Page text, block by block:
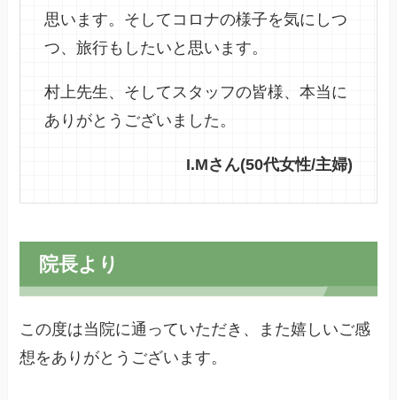
思います。そしてコロナの様子を気にしつ
つ、旅行もしたいと思います。
村上先生、そしてスタッフの皆様、本当に
ありがとうございました。
I.Mさん(50代女性/主婦)
院長より
この度は当院に通っていただき、また嬉しいご感
想をありがとうございます。